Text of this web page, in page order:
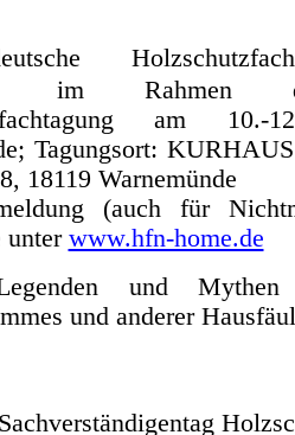
im Rahmen
am 10.-
Tagungsort:
18119 Warnemünde
(auch für
unter www.hfn-home.de
und
und anderer